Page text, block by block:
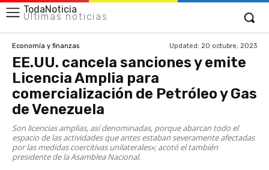
TodaNoticia
Últimas noticias
Economía y finanzas Updated: 20 octubre, 2023
EE.UU. cancela sanciones y emite
Licencia Amplia para
comercialización de Petróleo y Gas
de Venezuela
Son licencias amplias, así denominadas, porque abarcan todo el
espacio de las actividades que antes estaban severamente afectadas
por las medidas coercitivas unilaterales»; acotó el también
presidente de la Asamblea Nacional.